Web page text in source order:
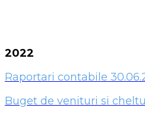
2022
Raportari contabile
Buget de venituri si